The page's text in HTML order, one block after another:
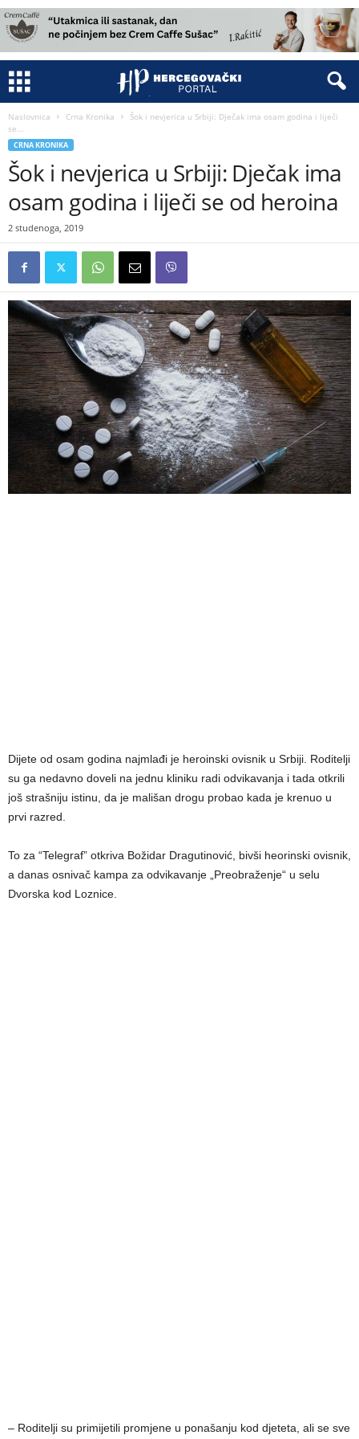
Naslovnica Crna Kronika
Šok i nevjerica u Srbiji: Dječak ima osam godina i liječi
se...
CRNA KRONIKA
Šok i nevjerica u Srbiji: Dječak ima
osam godina i liječi se od heroina
2 studenoga, 2019
Dijete od osam godina najmlađi je heroinski ovisnik u Srbiji. Roditelji
su ga nedavno doveli na jednu kliniku radi odvikavanja i tada otkrili
još strašniju istinu, da je mališan drogu probao kada je krenuo u
prvi razred.
To za “Telegraf” otkriva Božidar Dragutinović, bivši heorinski ovisnik,
a danas osnivač kampa za odvikavanje „Preobraženje“ u selu
Dvorska kod Loznice.
– Roditelji su primijetili promjene u ponašanju kod djeteta, ali se sve